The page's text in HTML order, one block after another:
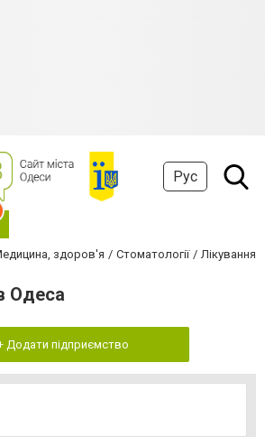
Рус
здоров'я Стоматології
Лікування
Одеса
Додати підприємство